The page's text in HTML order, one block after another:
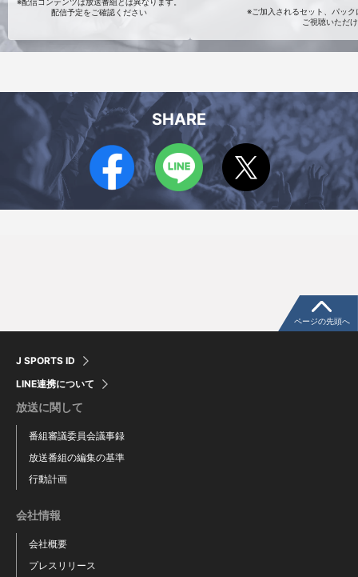
配信予定をご確認ください
※ご加入されるセット、パッ
ご視聴いただ
SHARE
J SPORTS ID
LINE連携について
放送に関して
番組審議委員会議事録
放送番組の編集の基準
行動計画
会社情報
会社概要
プレスリリース
ページの先頭へ